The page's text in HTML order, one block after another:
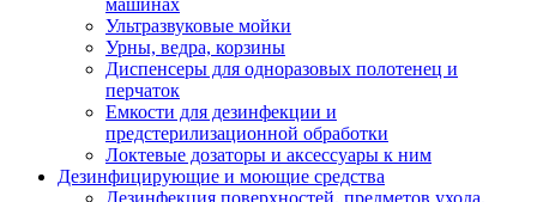
машинах
Ультразвуковые мойки
Урны, ведра, корзины
Диспенсеры для одноразовых полотенец и
перчаток
Емкости для дезинфекции и
предстерилизационной обработки
Локтевые дозаторы и аксессуары к ним
Дезинфицирующие и моющие средства